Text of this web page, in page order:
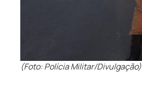
(Foto: Polícia Militar/Divulgação)